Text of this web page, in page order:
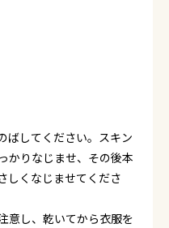
ばしてください。スキン
かりなじませ、その後本
しくなじませてくださ
意し、乾いてから衣服を